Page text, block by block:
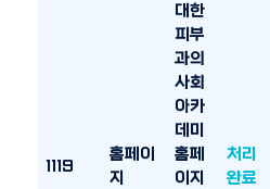
1119
홈페이
지
대한
피부
과의
사회
아카
데미
홈페
이지
처리
완료